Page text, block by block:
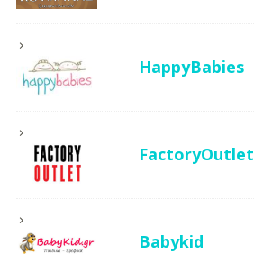
HappyBabies
FactoryOutlet
Babykid